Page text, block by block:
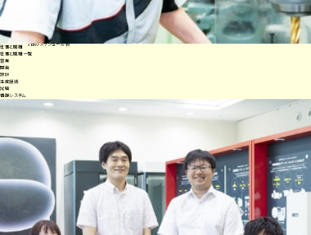
仕事と職種
仕事と職種 一覧
営業
開発
設計
生産技術
試験
情報システム
( 1Day Schedule )
1日のスケジュール例
社！